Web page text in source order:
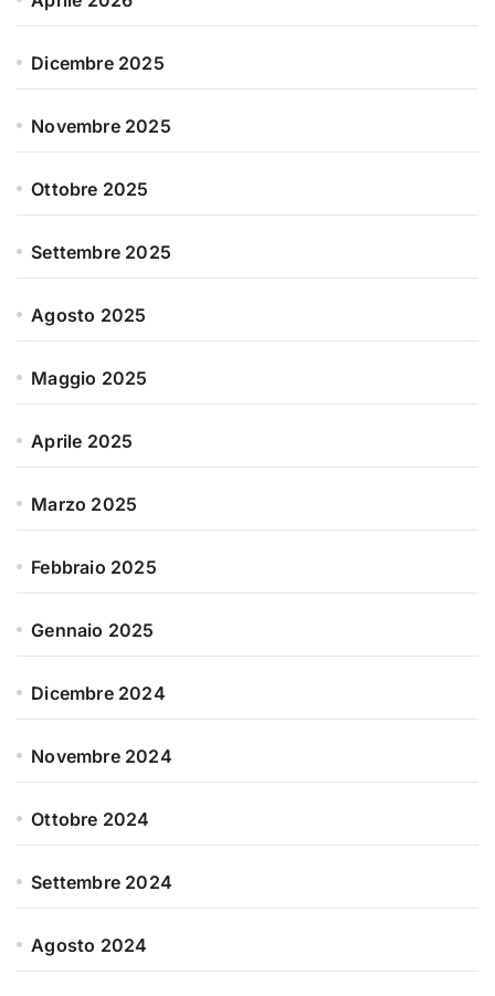
Dicembre 2025
Novembre 2025
Ottobre 2025
Settembre 2025
Agosto 2025
Maggio 2025
Aprile 2025
Marzo 2025
Febbraio 2025
Gennaio 2025
Dicembre 2024
Novembre 2024
Ottobre 2024
Settembre 2024
Agosto 2024